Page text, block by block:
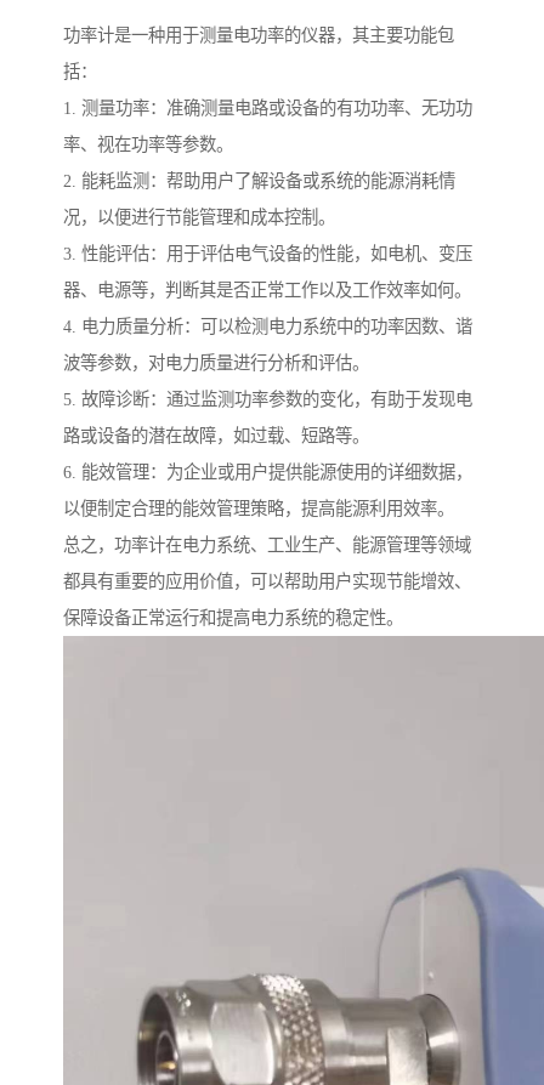
功率计是一种用于测量电功率的仪器，其主要功能包
括：
1. 测量功率：准确测量电路或设备的有功功率、无功功
率、视在功率等参数。
2. 能耗监测：帮助用户了解设备或系统的能源消耗情
况，以便进行节能管理和成本控制。
3. 性能评估：用于评估电气设备的性能，如电机、变压
器、电源等，判断其是否正常工作以及工作效率如何。
4. 电力质量分析：可以检测电力系统中的功率因数、谐
波等参数，对电力质量进行分析和评估。
5. 故障诊断：通过监测功率参数的变化，有助于发现电
路或设备的潜在故障，如过载、短路等。
6. 能效管理：为企业或用户提供能源使用的详细数据，
以便制定合理的能效管理策略，提高能源利用效率。
总之，功率计在电力系统、工业生产、能源管理等领域
都具有重要的应用价值，可以帮助用户实现节能增效、
保障设备正常运行和提高电力系统的稳定性。